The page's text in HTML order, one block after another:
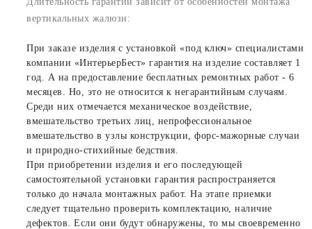
вертикальных жалюзи:
При заказе изделия с установкой «под ключ» специалистами
компании «ИнтерьерБест» гарантия на изделие составляет 1
год. А на предоставление бесплатных ремонтных работ - 6
месяцев. Но, это не относится к негарантийным случаям.
Среди них отмечается механическое воздействие,
вмешательство третьих лиц, непрофессиональное
вмешательство в узлы конструкции, форс-мажорные случаи
и природно-стихийные бедствия.
При приобретении изделия и его последующей
самостоятельной установки гарантия распространяется
только до начала монтажных работ. На этапе приемки
следует тщательно проверить комплектацию, наличие
дефектов. Если они будут обнаружены, то мы своевременно